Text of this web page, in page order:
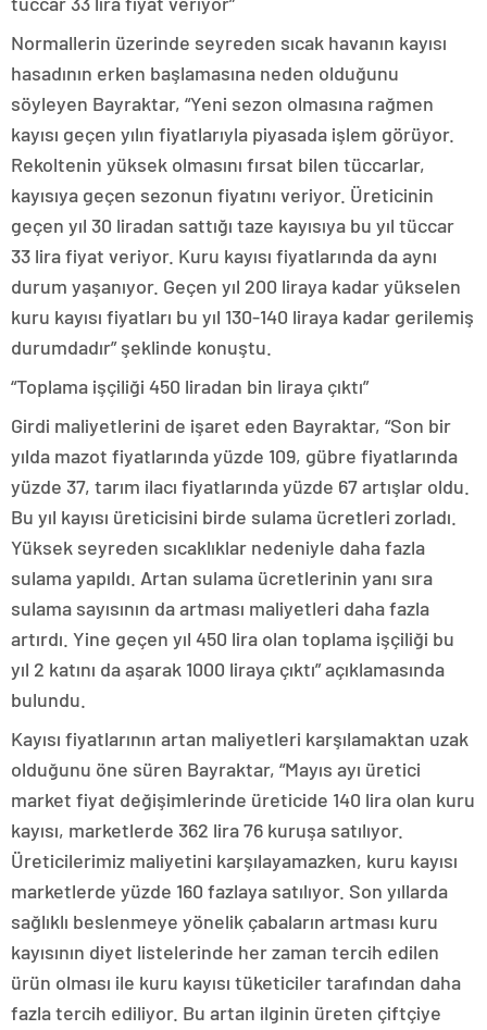
Normallerin üzerinde seyreden sıcak havanın kayısı
hasadının erken başlamasına neden olduğunu
söyleyen Bayraktar, “Yeni sezon olmasına rağmen
kayısı geçen yılın fiyatlarıyla piyasada işlem görüyor.
Rekoltenin yüksek olmasını fırsat bilen tüccarlar,
kayısıya geçen sezonun fiyatını veriyor. Üreticinin
geçen yıl 30 liradan sattığı taze kayısıya bu yıl tüccar
33 lira fiyat veriyor. Kuru kayısı fiyatlarında da aynı
durum yaşanıyor. Geçen yıl 200 liraya kadar yükselen
kuru kayısı fiyatları bu yıl 130-140 liraya kadar gerilemiş
durumdadır” şeklinde konuştu.
“Toplama işçiliği 450 liradan bin liraya çıktı”
Girdi maliyetlerini de işaret eden Bayraktar, “Son bir
yılda mazot fiyatlarında yüzde 109, gübre fiyatlarında
yüzde 37, tarım ilacı fiyatlarında yüzde 67 artışlar oldu.
Bu yıl kayısı üreticisini birde sulama ücretleri zorladı.
Yüksek seyreden sıcaklıklar nedeniyle daha fazla
sulama yapıldı. Artan sulama ücretlerinin yanı sıra
sulama sayısının da artması maliyetleri daha fazla
artırdı. Yine geçen yıl 450 lira olan toplama işçiliği bu
yıl 2 katını da aşarak 1000 liraya çıktı” açıklamasında
bulundu.
Kayısı fiyatlarının artan maliyetleri karşılamaktan uzak
olduğunu öne süren Bayraktar, “Mayıs ayı üretici
market fiyat değişimlerinde üreticide 140 lira olan kuru
kayısı, marketlerde 362 lira 76 kuruşa satılıyor.
Üreticilerimiz maliyetini karşılayamazken, kuru kayısı
marketlerde yüzde 160 fazlaya satılıyor. Son yıllarda
sağlıklı beslenmeye yönelik çabaların artması kuru
kayısının diyet listelerinde her zaman tercih edilen
ürün olması ile kuru kayısı tüketiciler tarafından daha
fazla tercih ediliyor. Bu artan ilginin üreten çiftçiye